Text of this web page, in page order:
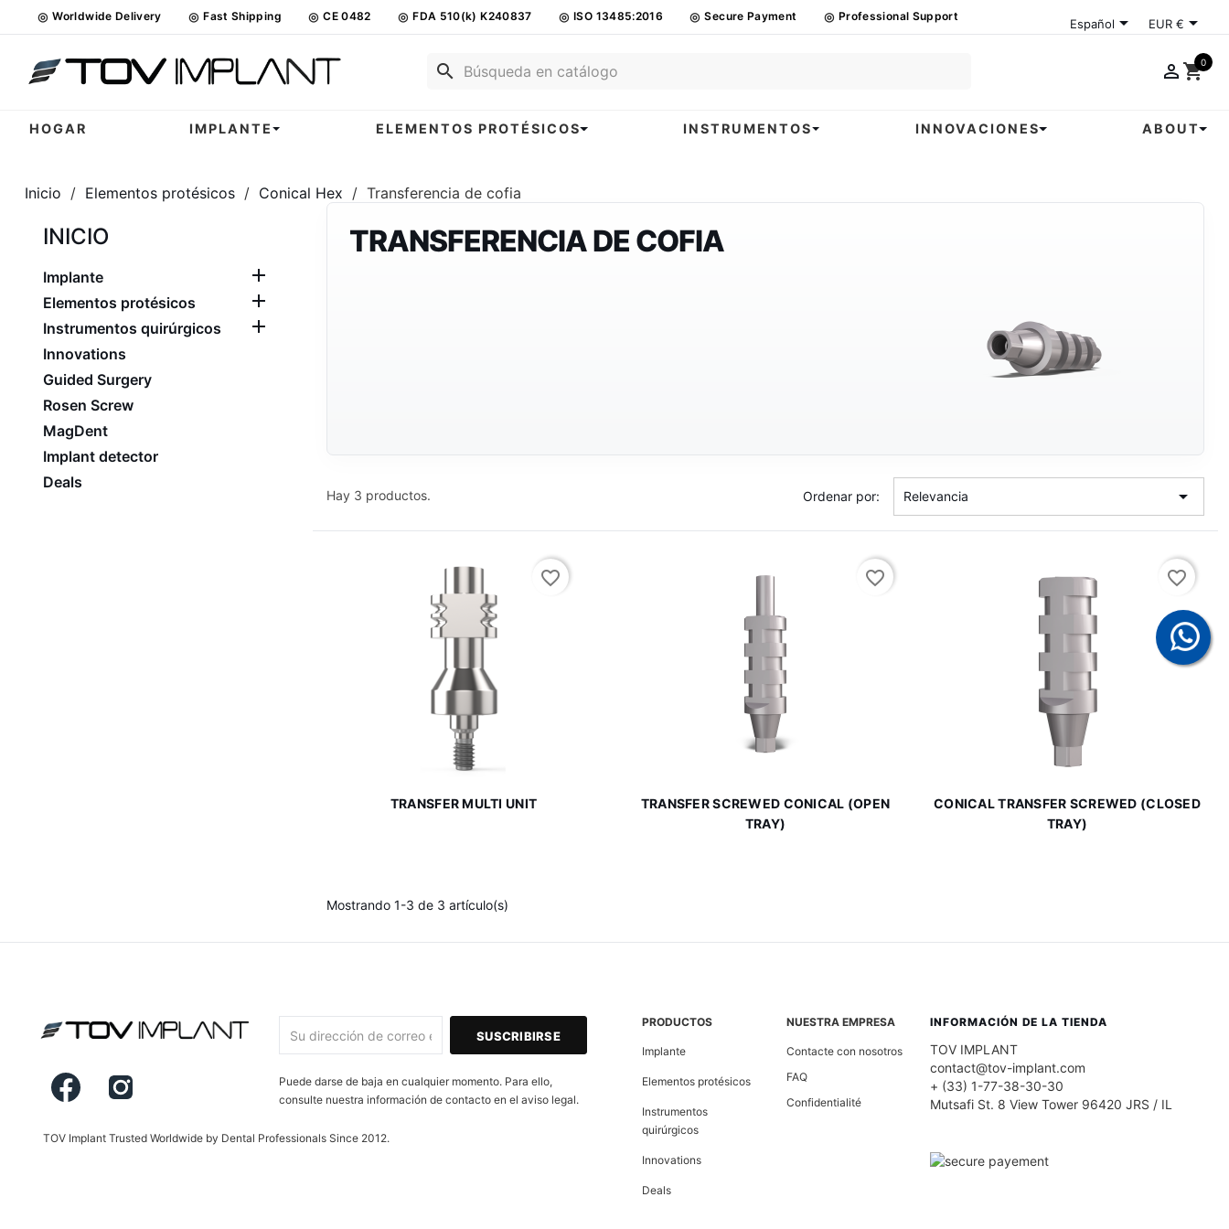
◎ Worldwide Delivery ◎ Fast Shipping ◎ CE 0482 ◎ FDA 510(k) K240837 ◎ ISO 13485:2016 ◎ Secure Payment ◎ Professional Support
Español EUR €
search  shopping_cart0
HOGAR IMPLANTE ELEMENTOS PROTÉSICOS INSTRUMENTOS INNOVACIONES ABOUT
Inicio Elementos protésicos Conical Hex Transferencia de cofia
INICIO
Implante 
Elementos protésicos 
Instrumentos quirúrgicos 
Innovations
Guided Surgery
Rosen Screw
MagDent
Implant detector
Deals
TRANSFERENCIA DE COFIA
Hay 3 productos. Ordenar por: Relevancia 
Vista rápida
TRANSFER MULTI UNIT
favorite_border
Vista rápida
TRANSFER SCREWED CONICAL (OPEN
TRAY)
favorite_border
Vista rápida
CONICAL TRANSFER SCREWED (CLOSED
TRAY)
favorite_border
Mostrando 1-3 de 3 artículo(s)
Puede darse de baja en cualquier momento. Para ello,
consulte nuestra información de contacto en el aviso legal.
TOV Implant Trusted Worldwide by Dental Professionals Since 2012.
PRODUCTOS
Elementos protésicos
Implante
Innovations
Instrumentos
quirúrgicos
Deals
NUESTRA EMPRESA
Contacte con nosotros
FAQ
Confidentialité
INFORMACIÓN DE LA TIENDA
TOV IMPLANT
contact@tov-implant.com
+ (33) 1-77-38-30-30
Mutsafi St. 8 View Tower 96420 JRS / IL